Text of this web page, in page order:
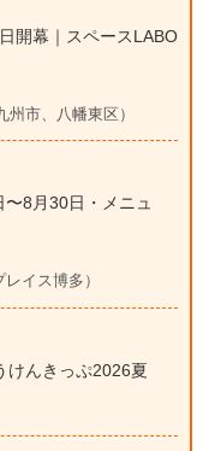
開幕｜スペースLABO
市、八幡東区）
8月30日・メニュ
イス博多）
けんきっぷ2026夏